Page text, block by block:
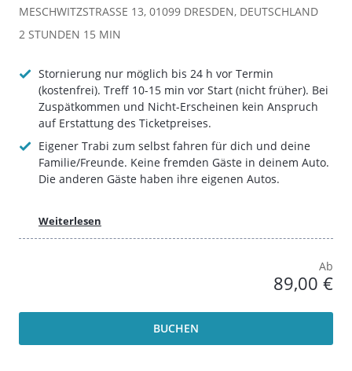
MESCHWITZSTRASSE 13, 01099 DRESDEN, DEUTSCHLAND
2 STUNDEN 15 MIN
Stornierung nur möglich bis 24 h vor Termin
(kostenfrei). Treff 10-15 min vor Start (nicht früher). Bei
Zuspätkommen und Nicht-Erscheinen kein Anspruch
auf Erstattung des Ticketpreises.
Eigener Trabi zum selbst fahren für dich und deine
Familie/Freunde. Keine fremden Gäste in deinem Auto.
Die anderen Gäste haben ihre eigenen Autos.
Weiterlesen
Ab
89,00 €
BUCHEN